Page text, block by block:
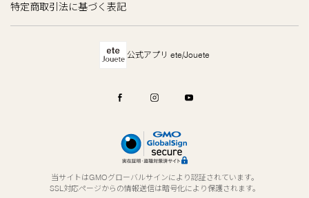
特定商取引法に基づく表記
公式アプリ ete/Jouete
当サイトはGMOグローバルサインにより認証されています。
SSL対応ページからの情報送信は暗号化により保護されます。